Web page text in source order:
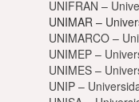
UNIFRAN –
UNIMAR –
UNIMARCO –
UNIMEP –
UNIMES –
UNIP –